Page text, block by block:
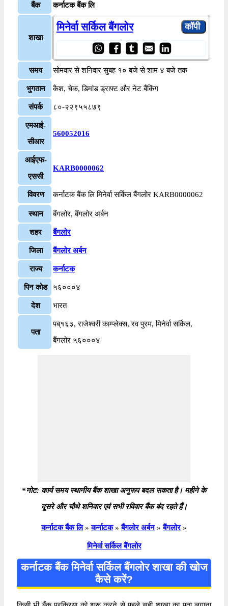
बैंक कर्नाटक बैंक लि
शाखा
मिनेर्वा सर्किल बैंगलोर
समय सोमवार से शनिवार सुबह १० बजे से शाम ४ बजे तक
भुगतान कैश, चेक, डिमांड ड्राफ्ट और नेट बैंकिंग
संपर्क ८०-२२९५५८७९
एमआई-
सीआर
560052016
आईएफ-
एससी
KARB0000062
विवरण कर्नाटक बैंक लि मिनेर्वा सर्किल बैंगलोर KARB0000062
स्थान बैंगलोर, बैंगलोर अर्बन
शहर बैंगलोर
जिला बैंगलोर अर्बन
राज्य कर्नाटक
पिन कोड ५६०००४
देश भारत
पता
पब्१६३, राजेश्वरी काम्प्लेक्स, रव पुरम, मिनेर्वा सर्किल,
बैंगलोर ५६०००४
*नोट: कार्य समय स्थानीय बैंक शाखा अनुरूप बदल सकता है। महीने के
दूसरे और चौथे शनिवार एवं सभी रविवार बैंक बंद रहते हैं।
कर्नाटक बैंक लि » कर्नाटक » बैंगलोर अर्बन » बैंगलोर »
मिनेर्वा सर्किल बैंगलोर
कर्नाटक बैंक मिनेर्वा सर्किल बैंगलोर शाखा की खोज
कैसे करें?